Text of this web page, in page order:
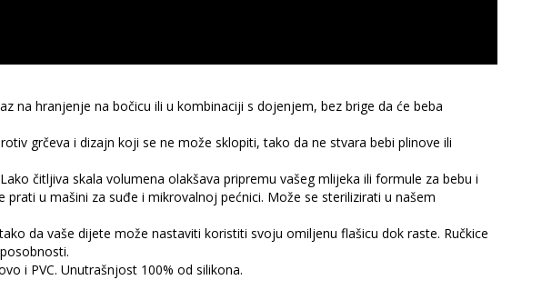
na hranjenje na bočicu ili u kombinaciji s dojenjem, bez brige da će beba
grčeva i dizajn koji se ne može sklopiti, tako da ne stvara bebi plinove ili
čitljiva skala volumena olakšava pripremu vašeg mlijeka ili formule za bebu i
u mašini za suđe i mikrovalnoj pećnici. Može se sterilizirati u našem
da vaše dijete može nastaviti koristiti svoju omiljenu flašicu dok raste. Ručkice
i PVC. Unutrašnjost 100% od silikona.